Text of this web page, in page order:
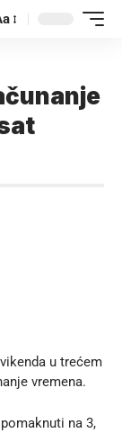
u trećem
vremena.
na 3,